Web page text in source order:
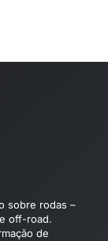
sobre rodas –
off-road.
de